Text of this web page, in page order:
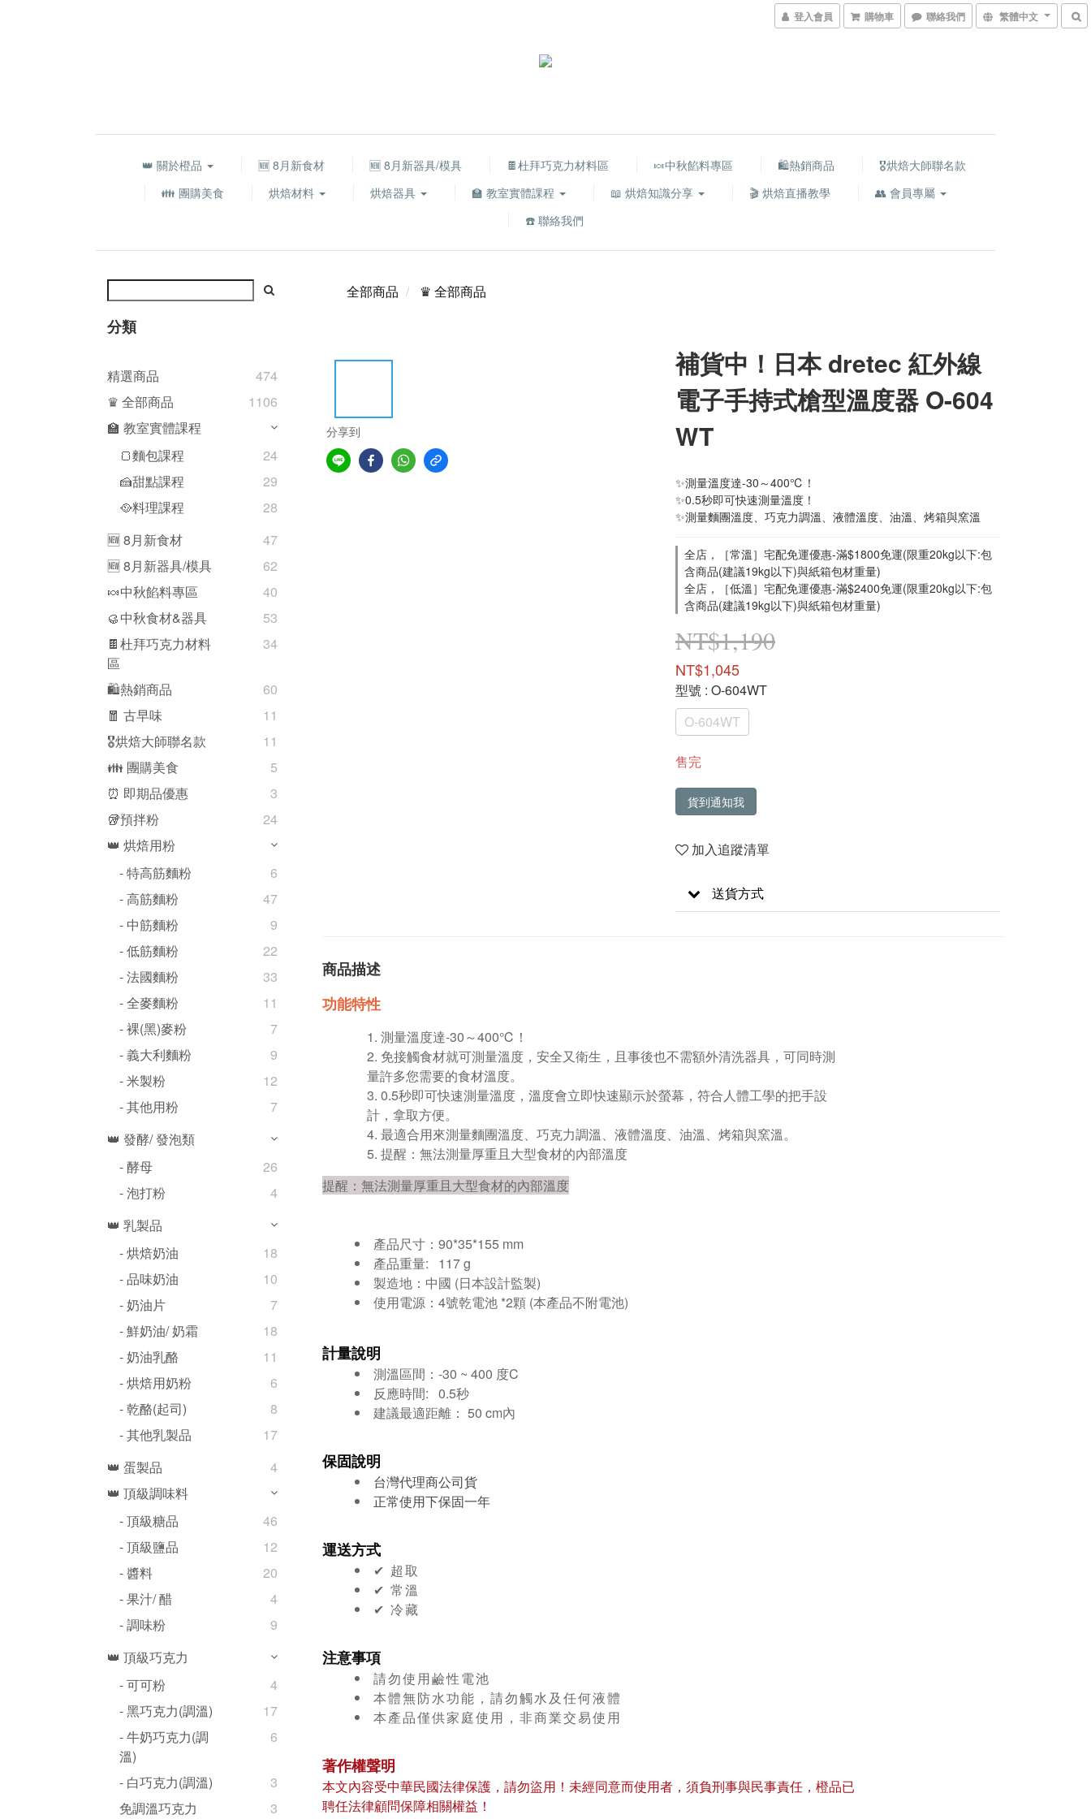
登入會員 購物車 聯絡我們 繁體中文
👑 關於橙品 🆕 8月新食材 🆕 8月新器具/模具 🍫杜拜巧克力材料區 🍬中秋餡料專區 🛍熱銷商品
🎖️烘焙大師聯名款
👪 團購美食
烘焙材料 烘焙器具 🏫 教室實體課程 📖 烘焙知識分享 🎬 烘焙直播教學
👥 會員專屬
☎️ 聯絡我們
分類
精選商品
474
♛ 全部商品
1106
🏫 教室實體課程
🍞麵包課程
24
🍰甜點課程
29
🥘料理課程
28
🆕 8月新食材
47
🆕 8月新器具/模具
62
🍬中秋餡料專區
40
🥮中秋食材&器具
53
🍫杜拜巧克力材料
區
34
🛍熱銷商品
60
🧧 古早味
11
🎖️烘焙大師聯名款
11
👪 團購美食
5
⏰ 即期品優惠
3
🥡預拌粉
24
👑 烘焙用粉
- 特高筋麵粉
6
- 高筋麵粉
47
- 中筋麵粉
9
- 低筋麵粉
22
- 法國麵粉
33
- 全麥麵粉
11
- 裸(黑)麥粉
7
- 義大利麵粉
9
- 米製粉
12
- 其他用粉
7
👑 發酵/ 發泡類
- 酵母
26
- 泡打粉
4
👑 乳製品
- 烘焙奶油
18
- 品味奶油
10
- 奶油片
7
- 鮮奶油/ 奶霜
18
- 奶油乳酪
11
- 烘焙用奶粉
6
- 乾酪(起司)
8
- 其他乳製品
17
👑 蛋製品
4
👑 頂級調味料
- 頂級糖品
46
- 頂級鹽品
12
- 醬料
20
- 果汁/ 醋
4
- 調味粉
9
👑 頂級巧克力
- 可可粉
4
- 黑巧克力(調溫)
17
- 牛奶巧克力(調
溫)
6
- 白巧克力(調溫)
3
免調溫巧克力
3
全部商品 ♛ 全部商品
分享到
補貨中！日本 dretec 紅外線
電子手持式槍型溫度器 O-604
WT
✨測量溫度達-30～400℃！
✨0.5秒即可快速測量溫度！
✨測量麵團溫度、巧克力調溫、液體溫度、油溫、烤箱與窯溫
全店，［常溫］宅配免運優惠-滿$1800免運(限重20kg以下:包
含商品(建議19kg以下)與紙箱包材重量)
全店，［低溫］宅配免運優惠-滿$2400免運(限重20kg以下:包
含商品(建議19kg以下)與紙箱包材重量)
NT$1,190
NT$1,045
型號 : O-604WT
O-604WT
售完
貨到通知我
加入追蹤清單
送貨方式
商品描述
功能特性
測量溫度達-30～400℃！
免接觸食材就可測量溫度，安全又衛生，且事後也不需額外清洗器具，可同時測
量許多您需要的食材溫度。
0.5秒即可快速測量溫度，溫度會立即快速顯示於螢幕，符合人體工學的把手設
計，拿取方便。
最適合用來測量麵團溫度、巧克力調溫、液體溫度、油溫、烤箱與窯溫。
提醒：無法測量厚重且大型食材的內部溫度
提醒：無法測量厚重且大型食材的內部溫度
產品尺寸：90*35*155 mm
產品重量: 117 g
製造地：中國 (日本設計監製)
使用電源：4號乾電池 *2顆 (本產品不附電池)
計量說明
測溫區間：-30 ~ 400 度C
反應時間: 0.5秒
建議最適距離： 50 cm內
保固說明
台灣代理商公司貨
正常使用下保固一年
運送方式
✔︎ 超取
✔︎ 常溫
✔︎ 冷藏
注意事項
請勿使用鹼性電池
本體無防水功能，請勿觸水及任何液體
本產品僅供家庭使用，非商業交易使用
著作權聲明
本文內容受中華民國法律保護，請勿盜用！未經同意而使用者，須負刑事與民事責任，橙品已
聘任法律顧問保障相關權益！